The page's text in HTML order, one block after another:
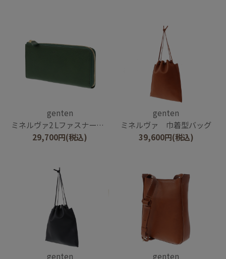
genten
ミネルヴァ2 Lファスナー長財布
29,700円(税込)
genten
ミネルヴァ 巾着型バッグ
39,600円(税込)
genten
genten